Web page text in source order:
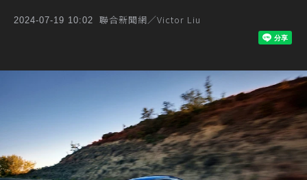
2024-07-19 10:02 聯合新聞網／Victor Liu